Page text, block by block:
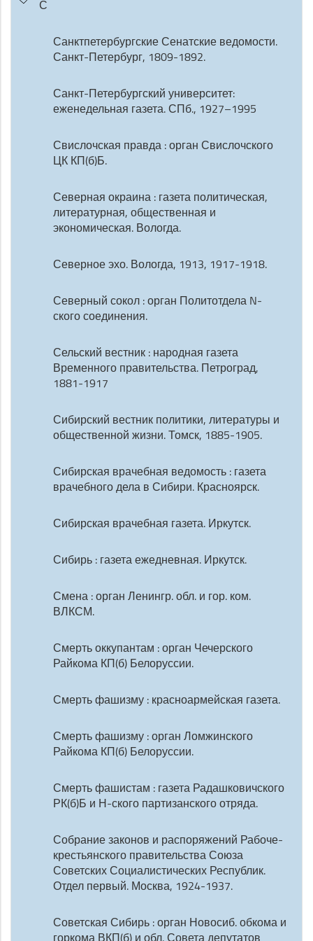
С
Санктпетербургские Сенатские ведомости.
Санкт-Петербург, 1809-1892.
Санкт-Петербургский университет:
еженедельная газета. СПб., 1927–1995
Свислочская правда : орган Свислочского
ЦК КП(б)Б.
Северная окраина : газета политическая,
литературная, общественная и
экономическая. Вологда.
Северное эхо. Вологда, 1913, 1917-1918.
Северный сокол : орган Политотдела N-
ского соединения.
Сельский вестник : народная газета
Временного правительства. Петроград,
1881-1917
Сибирский вестник политики, литературы и
общественной жизни. Томск, 1885-1905.
Сибирская врачебная ведомость : газета
врачебного дела в Сибири. Красноярск.
Сибирская врачебная газета. Иркутск.
Сибирь : газета ежедневная. Иркутск.
Смена : орган Ленингр. обл. и гор. ком.
ВЛКСМ.
Смерть оккупантам : орган Чечерского
Райкома КП(б) Белоруссии.
Смерть фашизму : красноармейская газета.
Смерть фашизму : орган Ломжинского
Райкома КП(б) Белоруссии.
Смерть фашистам : газета Радашковичского
РК(б)Б и Н-ского партизанского отряда.
Собрание законов и распоряжений Рабоче-
крестьянского правительства Союза
Советских Социалистических Республик.
Отдел первый. Москва, 1924-1937.
Советская Сибирь : орган Новосиб. обкома и
горкома ВКП(б) и обл. Совета депутатов